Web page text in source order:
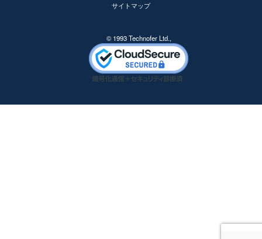
サイトマップ
© 1993 Technofer Ltd.,